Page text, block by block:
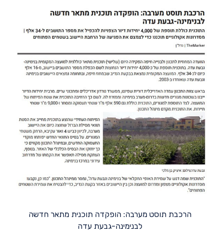
הרכבת תוסט מערבה: הופקדה תוכנית מתאר חדשה
לבנימינה-גבעת עדה